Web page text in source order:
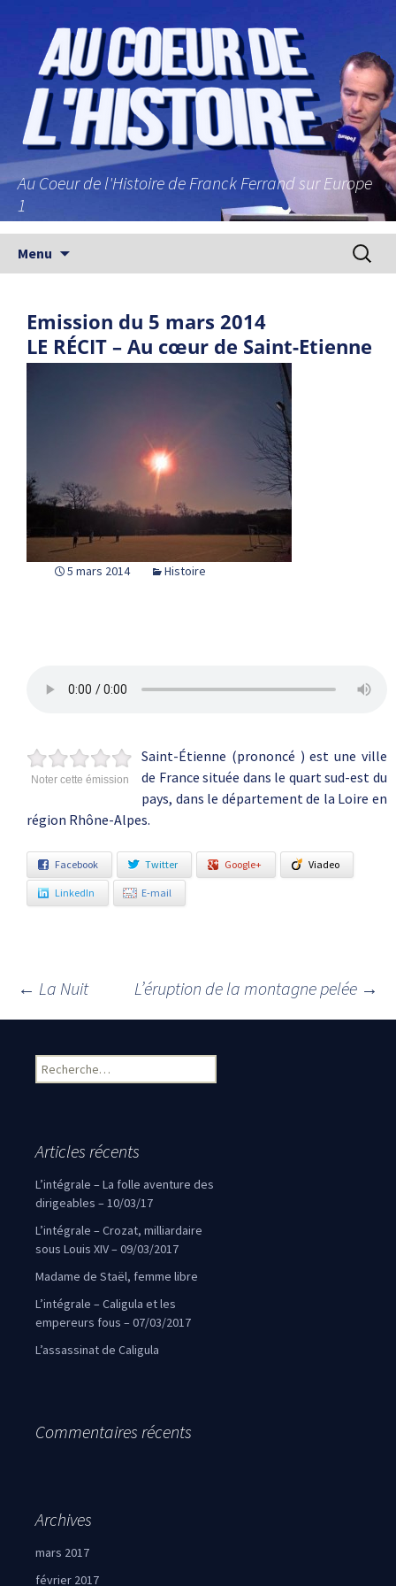
Au Coeur de l'Histoire de Franck Ferrand sur Europe
1
Menu
Emission du 5 mars 2014
LE RÉCIT – Au cœur de Saint-Etienne
5 mars 2014 Histoire
Noter cette émission
Saint-Étienne (prononcé ) est une ville
de France située dans le quart sud-est du
pays, dans le département de la Loire en
région Rhône-Alpes.
Facebook Twitter Google+ Viadeo
LinkedIn E-mail
Navigation des articles
← La Nuit L’éruption de la montagne pelée →
Rechercher :
Articles récents
L’intégrale – La folle aventure des
dirigeables – 10/03/17
L’intégrale – Crozat, milliardaire
sous Louis XIV – 09/03/2017
Madame de Staël, femme libre
L’intégrale – Caligula et les
empereurs fous – 07/03/2017
L’assassinat de Caligula
Commentaires récents
Archives
mars 2017
février 2017